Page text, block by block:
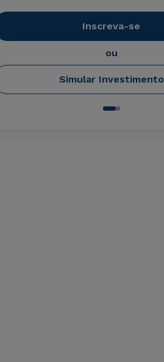
Inscreva-se
ou
Simular Investimento